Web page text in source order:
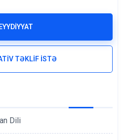
TƏKLİF İSTƏ
Dili